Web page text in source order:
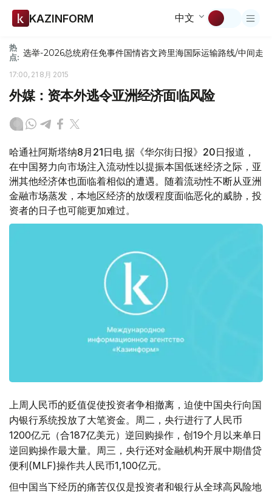
KAZINFORM 中文
热
点: 选举-2026总统府任免事件国情咨文跨里海国际运输路线/中间走廊
17:00, 21 8月 2015
外媒：资本外逃令亚洲经济面临风险
哈通社阿斯塔纳8月21日电 据《华尔街日报》20日报道，
在中国努力向市场注入流动性以提振本国低迷经济之际，亚
洲其他经济体也面临着相似的遭遇。随着流动性不断从亚洲
金融市场蒸发，本地区经济的放缓程度面临恶化的威胁，投
资者的日子也可能更加难过。
上周人民币的贬值促使投资者争相撤离，迫使中国央行向国
内银行系统投放了大笔资金。周二，央行进行了人民币
1200亿元（合187亿美元）逆回购操作，创19个月以来单日
逆回购操作最大量。周三，央行还对金融机构开展中期借贷
便利(MLF)操作共人民币1,100亿元。
但中国当下经历的痛苦仅仅是投资者和银行从全球高风险地